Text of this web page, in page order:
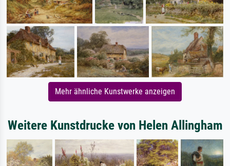
Mehr ähnliche Kunstwerke anzeigen
Weitere Kunstdrucke von Helen Allingham